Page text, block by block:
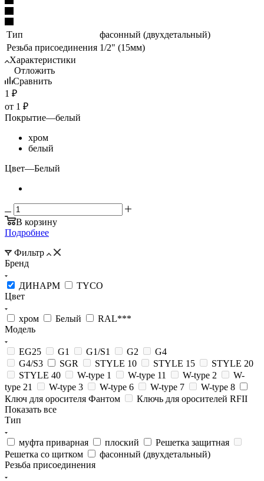
Тип
фасонный (двухдетальный)
Резьба присоединения 1/2" (15мм)
Характеристики
Отложить
Сравнить
1 ₽
от 1 ₽
Покрытие—белый
хром
белый
Цвет—Белый
В корзину
Подробнее
Фильтр
Бренд
ДИНАРМ
TYCO
Цвет
хром Белый
RAL***
Модель
EG25 G1 G1/S1 G2
G4
G4/S3
SGR STYLE 10 STYLE 15
STYLE 20
STYLE 40
W-type 1 W-type 11 W-type 2
W-
type 21
W-type 3 W-type 6 W-type 7
W-type 8
Ключ для оросителя Фантом
Ключь для оросителей RFII
Показать все
Тип
муфта приварная плоский
Решетка защитная
Решетка со щитком
фасонный (двухдетальный)
Резьба присоединения